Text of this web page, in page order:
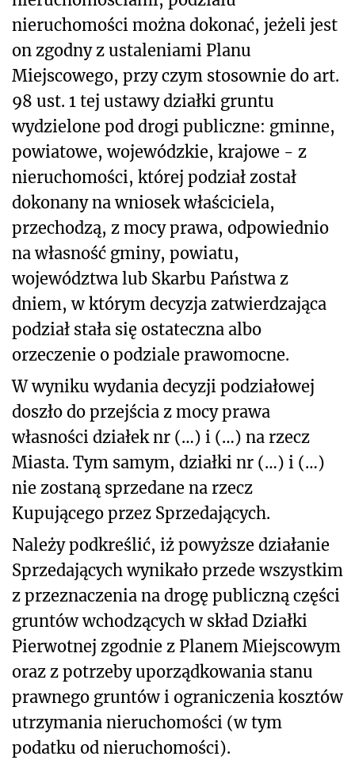
nieruchomości można dokonać, jeżeli jest
on zgodny z ustaleniami Planu
Miejscowego, przy czym stosownie do art.
98 ust. 1 tej ustawy działki gruntu
wydzielone pod drogi publiczne: gminne,
powiatowe, wojewódzkie, krajowe - z
nieruchomości, której podział został
dokonany na wniosek właściciela,
przechodzą, z mocy prawa, odpowiednio
na własność gminy, powiatu,
województwa lub Skarbu Państwa z
dniem, w którym decyzja zatwierdzająca
podział stała się ostateczna albo
orzeczenie o podziale prawomocne.
W wyniku wydania decyzji podziałowej
doszło do przejścia z mocy prawa
własności działek nr (…) i (…) na rzecz
Miasta. Tym samym, działki nr (…) i (…)
nie zostaną sprzedane na rzecz
Kupującego przez Sprzedających.
Należy podkreślić, iż powyższe działanie
Sprzedających wynikało przede wszystkim
z przeznaczenia na drogę publiczną części
gruntów wchodzących w skład Działki
Pierwotnej zgodnie z Planem Miejscowym
oraz z potrzeby uporządkowania stanu
prawnego gruntów i ograniczenia kosztów
utrzymania nieruchomości (w tym
podatku od nieruchomości).